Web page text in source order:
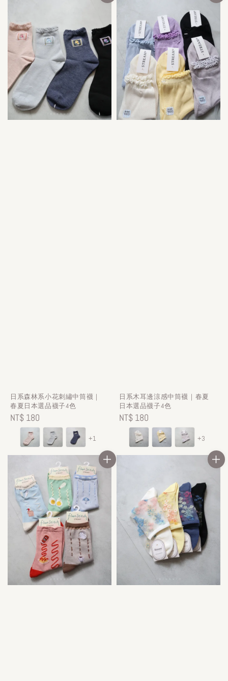
日系森林系小花刺繡中筒襪｜
春夏日本選品襪子4色
Regular
price
NT$ 180
+1
日系木耳邊涼感中筒襪｜春夏
日本選品襪子4色
Regular
price
NT$ 180
+3